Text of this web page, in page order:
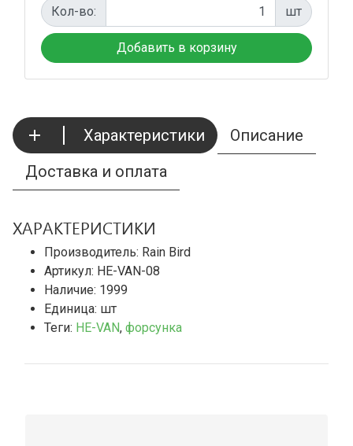
Кол-во: шт
Характеристики
Описание
Доставка и оплата
ХАРАКТЕРИСТИКИ
Производитель: Rain Bird
Артикул: HE-VAN-08
Наличие: 1999
Единица: шт
Теги: HE-VAN, форсунка